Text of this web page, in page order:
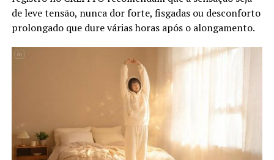
de leve tensão, nunca dor forte, fisgadas ou desconforto
prolongado que dure várias horas após o alongamento.